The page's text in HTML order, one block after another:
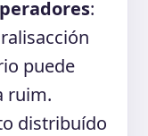
:
puede
ruim.
distribuído